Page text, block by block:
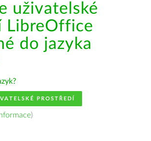
uživatelské
LibreOffice
do jazyka
PROSTŘEDÍ
)